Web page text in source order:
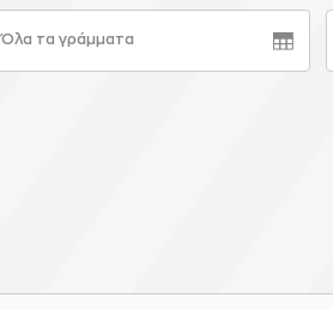
Όλα τα γράμματα